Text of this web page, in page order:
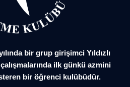
bir grup girişimci Yıldızlı
ilk günkü azmini
bir öğrenci kulübüdür.